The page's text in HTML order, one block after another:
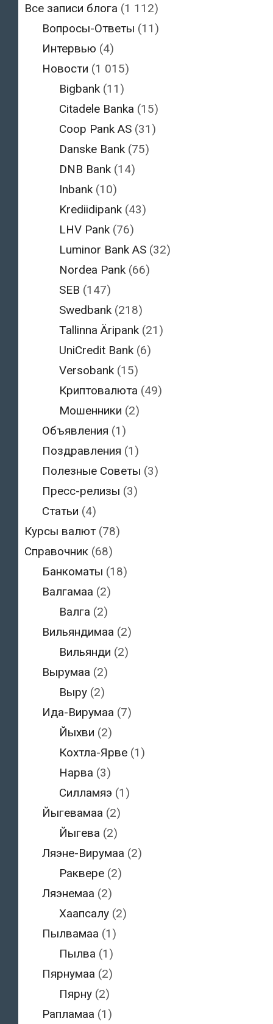
Все записи блога (1 112)
Вопросы-Ответы (11)
Интервью (4)
Новости (1 015)
Bigbank (11)
Citadele Banka (15)
Coop Pank AS (31)
Danske Bank (75)
DNB Bank (14)
Inbank (10)
Krediidipank (43)
LHV Pank (76)
Luminor Bank AS (32)
Nordea Pank (66)
SEB (147)
Swedbank (218)
Tallinna Äripank (21)
UniCredit Bank (6)
Versobank (15)
Криптовалюта (49)
Мошенники (2)
Объявления (1)
Поздравления (1)
Полезные Советы (3)
Пресс-релизы (3)
Статьи (4)
Курсы валют (78)
Справочник (68)
Банкоматы (18)
Валгамаа (2)
Валга (2)
Вильяндимаа (2)
Вильянди (2)
Вырумаа (2)
Выру (2)
Ида-Вирумаа (7)
Йыхви (2)
Кохтла-Ярве (1)
Нарва (3)
Силламяэ (1)
Йыгевамаа (2)
Йыгева (2)
Ляэне-Вирумаа (2)
Раквере (2)
Ляэнемаа (2)
Хаапсалу (2)
Пылвамаа (1)
Пылва (1)
Пярнумаа (2)
Пярну (2)
Рапламаа (1)